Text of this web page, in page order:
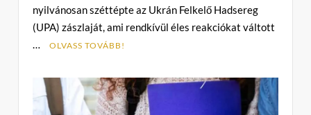
e
n
t
Botrány
Brüsszelben:
a
nyilvánosan széttépte az Ukrán Felkelő Hadsereg
(UPA) zászlaját, ami rendkívül éles reakciókat váltott
…
OLVASS TOVÁBB!